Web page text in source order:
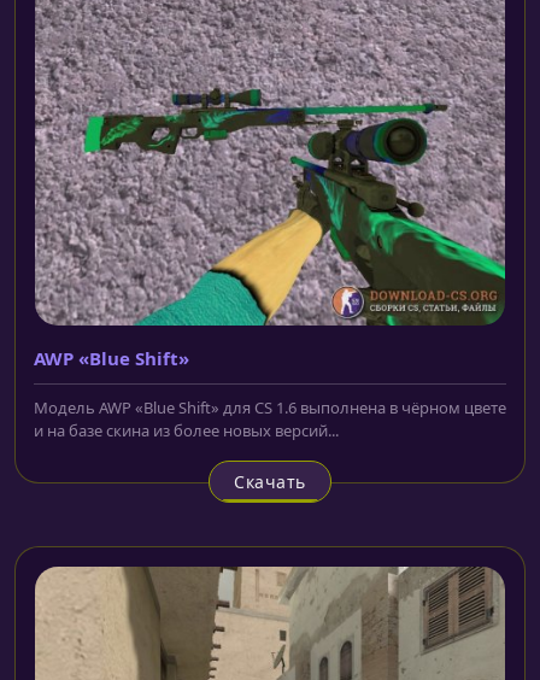
AWP «Blue Shift»
Модель AWP «Blue Shift» для CS 1.6 выполнена в чёрном цвете
и на базе скина из более новых версий...
Скачать